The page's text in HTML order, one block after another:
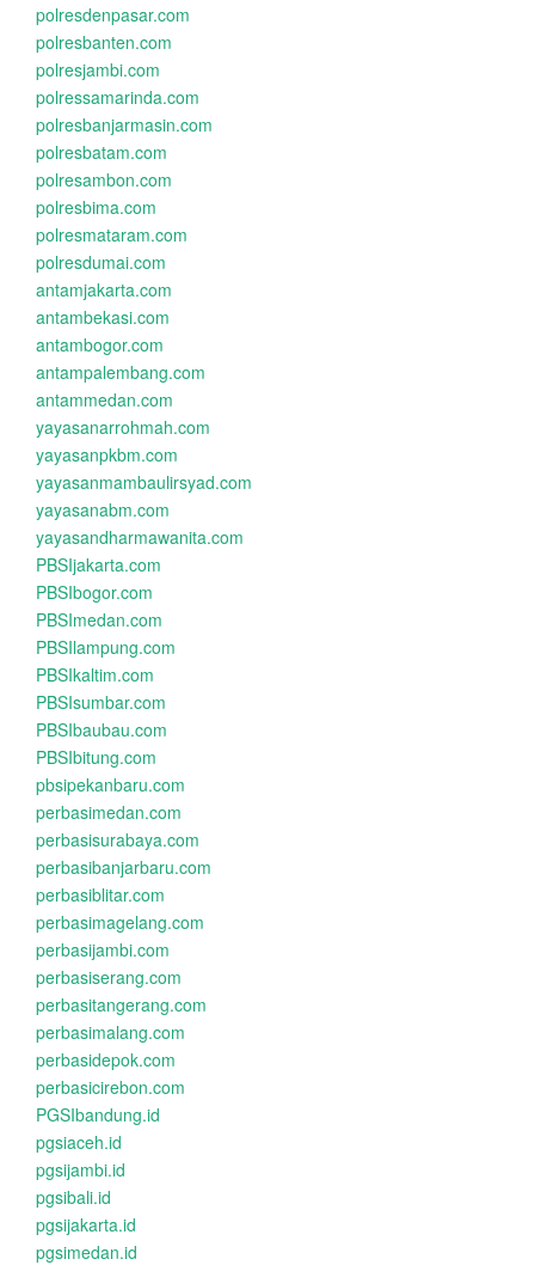
polresdenpasar.com
polresbanten.com
polresjambi.com
polressamarinda.com
polresbanjarmasin.com
polresbatam.com
polresambon.com
polresbima.com
polresmataram.com
polresdumai.com
antamjakarta.com
antambekasi.com
antambogor.com
antampalembang.com
antammedan.com
yayasanarrohmah.com
yayasanpkbm.com
yayasanmambaulirsyad.com
yayasanabm.com
yayasandharmawanita.com
PBSIjakarta.com
PBSIbogor.com
PBSImedan.com
PBSIlampung.com
PBSIkaltim.com
PBSIsumbar.com
PBSIbaubau.com
PBSIbitung.com
pbsipekanbaru.com
perbasimedan.com
perbasisurabaya.com
perbasibanjarbaru.com
perbasiblitar.com
perbasimagelang.com
perbasijambi.com
perbasiserang.com
perbasitangerang.com
perbasimalang.com
perbasidepok.com
perbasicirebon.com
PGSIbandung.id
pgsiaceh.id
pgsijambi.id
pgsibali.id
pgsijakarta.id
pgsimedan.id